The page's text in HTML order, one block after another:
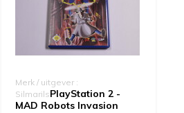
Merk / uitgever :
SilmarilsPlayStation 2 -
MAD Robots Invasion